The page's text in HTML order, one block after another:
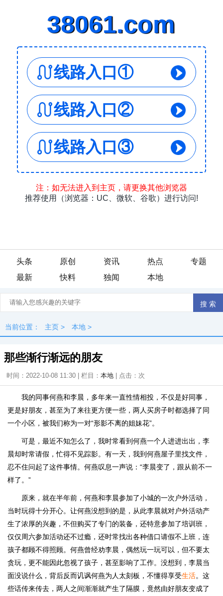
头条 原创 资讯 热点
专题
最新
快料 独闻 本地
当前位置： 主页 > 本地 >
那些渐行渐远的朋友
时间：2022-10-08 11:30 | 栏目： 本地 | 点击： 次
我的同事何燕和李晨，多年来一直性情相投，不仅是好同事，
更是好朋友，甚至为了来往更方便一些，两人买房子时都选择了同
一个小区，被我们称为一对“形影不离的姐妹花”。
可是，最近不知怎么了，我时常看到何燕一个人进进出出，李
晨却时常请假，忙得不见踪影。有一天，我到何燕屋子里找文件，
忍不住问起了这件事情。何燕叹息一声说：“李晨变了，跟从前不一
样了。”
原来，就在半年前，何燕和李晨参加了小城的一次户外活动，
当时玩得十分开心。让何燕没想到的是，从此李晨就对户外活动产
生了浓厚的兴趣，不但购买了专门的装备，还特意参加了培训班，
仅仅周六参加活动还不过瘾，还时常找出各种借口请假不上班，连
孩子都顾不得照顾。何燕曾经劝李晨，偶然玩一玩可以，但不要太
贪玩，更不能因此忽视了孩子，甚至影响了工作。没想到，李晨当
面没说什么，背后反而讥讽何燕为人太刻板，不懂得享受生活。这
些话传来传去，两人之间渐渐就产生了隔膜，竟然由好朋友变成了